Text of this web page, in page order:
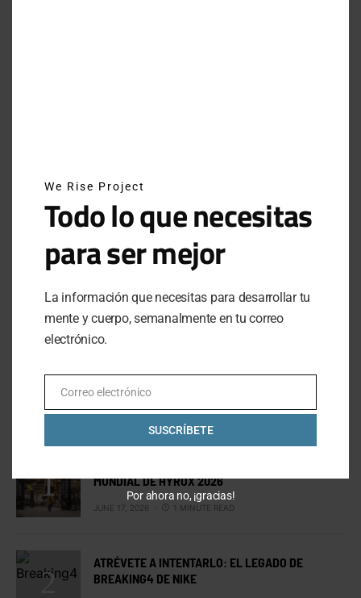
SUSCRÍBETE A NUESTRO NEWSLETTER
SUBSCRIBE
Al hacer clic en este botón, confirmas que has leído y
estas de acuerdo con nuestros términos de uso respecto al
almacenamiento de información enviada por esta forma.
LO MÁS VISTO
MUNDIAL DE HYROX 2026
JUNE 17, 2026 1 MINUTE READ
ATRÉVETE A INTENTARLO: EL LEGADO DE
BREAKING4 DE NIKE
We Rise Project
Todo lo que necesitas
para ser mejor
La información que necesitas para desarrollar tu
mente y cuerpo, semanalmente en tu correo
electrónico.
EmailCorreo electrónico
SUSCRÍBETE
Por ahora no, ¡gracias!